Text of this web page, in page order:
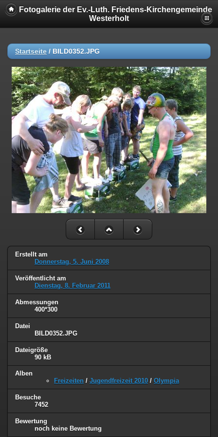
Fotogalerie der Ev.-Luth. Friedens-Kirchengemeinde
Westerholt
Startseite / BILD0352.JPG
Erstellt am
Donnerstag, 5. Juni 2008
Veröffentlicht am
Dienstag, 8. Februar 2011
Abmessungen
400*300
Datei
BILD0352.JPG
Dateigröße
90 kB
Alben
Freizeiten / Jugendfreizeit 2010 / Olympia
Besuche
7452
Bewertung
noch keine Bewertung